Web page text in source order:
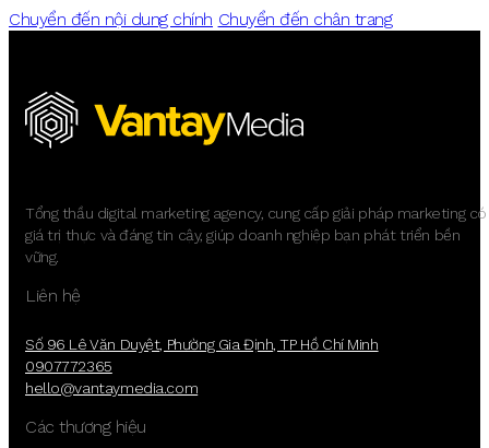
Chuyển đến nội dung chính Chuyển đến chân trang
Tổng thầu digital marketing agency, cung cấp giải pháp marketing có
giá trị thực và đáng tin cậy, giúp doanh nghiệp bạn phát triển bền
vững.
Liên hệ
Số 96 Lê Văn Duyệt, Phường Gia Định, TP Hồ Chí Minh
0907772365
hello@vantaymedia.com
Các thương hiệu